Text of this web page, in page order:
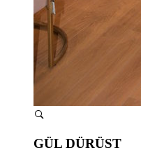
GÜL DÜRÜST